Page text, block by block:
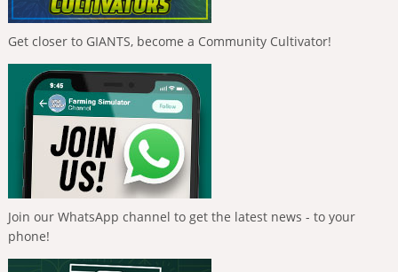
Get closer to GIANTS, become a Community Cultivator!
Join our WhatsApp channel to get the latest news - to your
phone!